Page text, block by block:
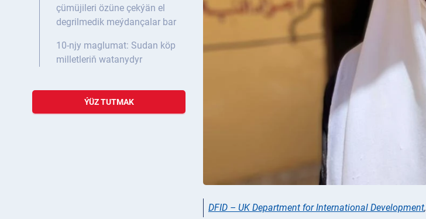
çümüjileri özüne çekýän el
degrilmedik meýdançalar bar
10-njy maglumat: Sudan köp
milletleriň watanydyr
ÝÜZ TUTMAK
DFID – UK Department for International Development,